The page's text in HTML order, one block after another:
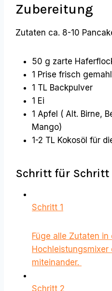
Zubereitung
Zutaten ca. 8-10
50 g zarte
1 Prise frisch
1 TL Backpulver
1 Ei
1 Apfel ( Alt. Birne,
Mango)
1-2 TL Kokosöl für
Schritt für Schritt
Schritt 1
Füge alle Zutaten in
Hochleistungsmixer
miteinander.
Schritt 2